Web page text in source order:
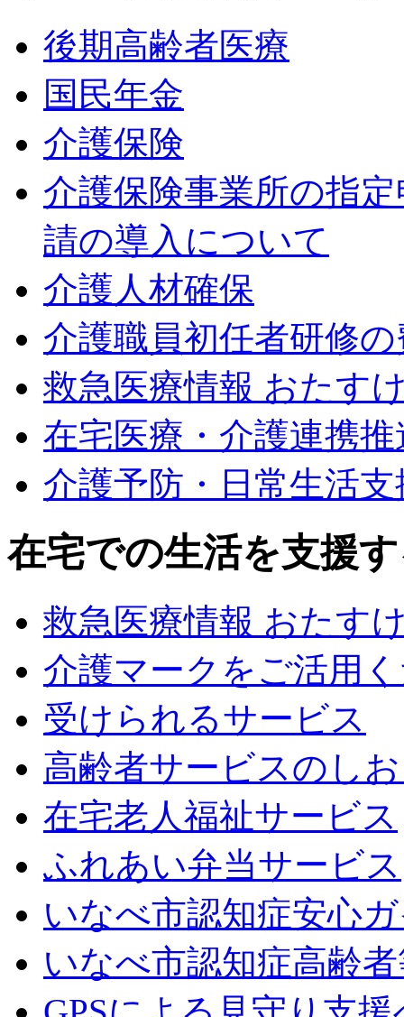
後期高齢者医療
国民年金
介護保険
介護保険事業所の指
請の導入について
介護人材確保
介護職員初任者研修
救急医療情報 おたす
在宅医療・介護連携
介護予防・日常生活
在宅での生活を支援
救急医療情報 おたす
介護マークをご活用
受けられるサービス
高齢者サービスのし
在宅老人福祉サービス
ふれあい弁当サービス
いなべ市認知症安心
いなべ市認知症高齢